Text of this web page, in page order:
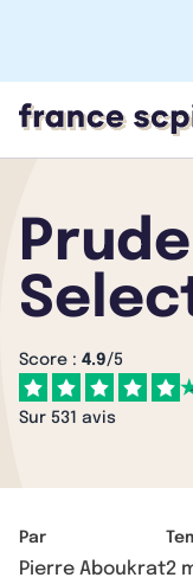
Score : 4.9/5
Sur 531 avis
Par
Pierre Aboukrat2